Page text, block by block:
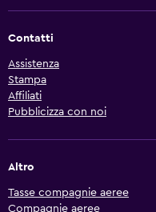
Contatti
Assistenza
Stampa
Affiliati
Pubblicizza con noi
Altro
Tasse compagnie aeree
Compagnie aeree